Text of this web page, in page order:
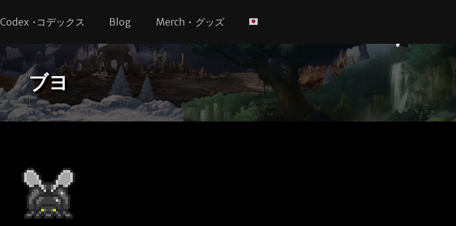
Codex •コデックス Blog Merch • グッズ
ブヨ